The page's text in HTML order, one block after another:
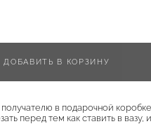
ДОБАВИТЬ В КОРЗИНУ
в подарочной
перед тем как ставить в